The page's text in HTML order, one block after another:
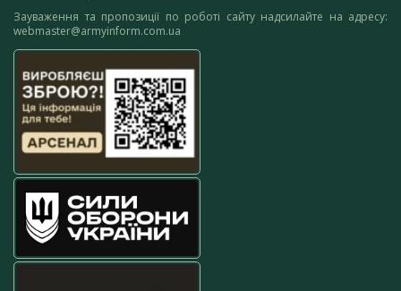
Зауваження та пропозиції по роботі сайту надсилайте на адресу:
webmaster@armyinform.com.ua